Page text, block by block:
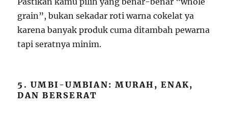
grain”, bukan sekadar roti warna cokelat ya
karena banyak produk cuma ditambah pewarna
tapi seratnya minim.
5. UMBI-UMBIAN: MURAH, ENAK,
DAN BERSERAT